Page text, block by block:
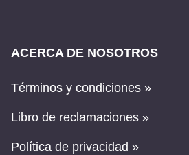
ACERCA DE NOSOTROS
Términos y condiciones »
Libro de reclamaciones »
Política de privacidad »